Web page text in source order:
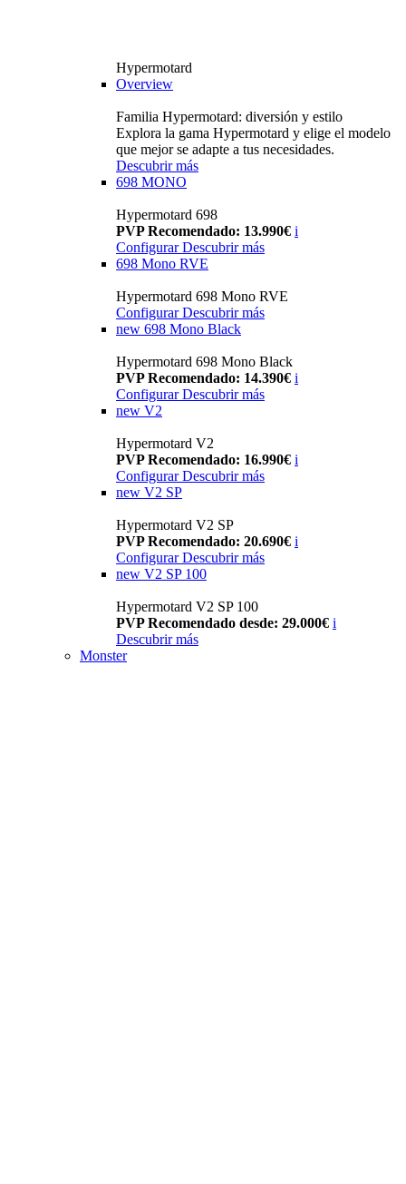
Hypermotard
Overview
Familia Hypermotard: diversión y estilo
Explora la gama Hypermotard y elige el modelo
que mejor se adapte a tus necesidades.
Descubrir más
698 MONO
Hypermotard 698
PVP Recomendado: 13.990€ i
ConfigurarDescubrir más
698 Mono RVE
Hypermotard 698 Mono RVE
Configurar Descubrir más
new 698 Mono Black
Hypermotard 698 Mono Black
PVP Recomendado: 14.390€ i
Configurar Descubrir más
new V2
Hypermotard V2
PVP Recomendado: 16.990€ i
Configurar Descubrir más
new V2 SP
Hypermotard V2 SP
PVP Recomendado: 20.690€ i
Configurar Descubrir más
new V2 SP 100
Hypermotard V2 SP 100
PVP Recomendado desde: 29.000€ i
Descubrir más
Monster